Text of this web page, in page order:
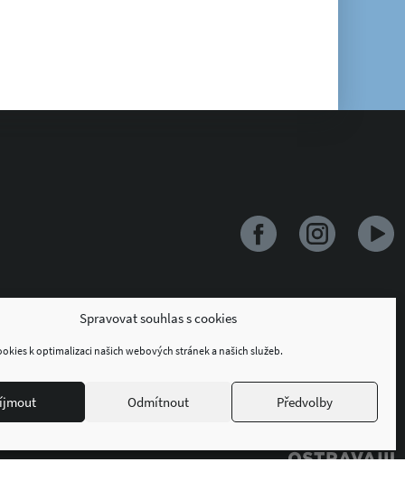
Spravovat souhlas s cookies
k optimalizaci našich webových stránek a našich služeb.
Odmítnout Předvolby